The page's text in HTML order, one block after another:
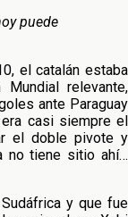
puede
el catalán estaba
relevante,
ante Paraguay
casi siempre el
el doble pivote y
no tiene sitio ahí…
y que fue